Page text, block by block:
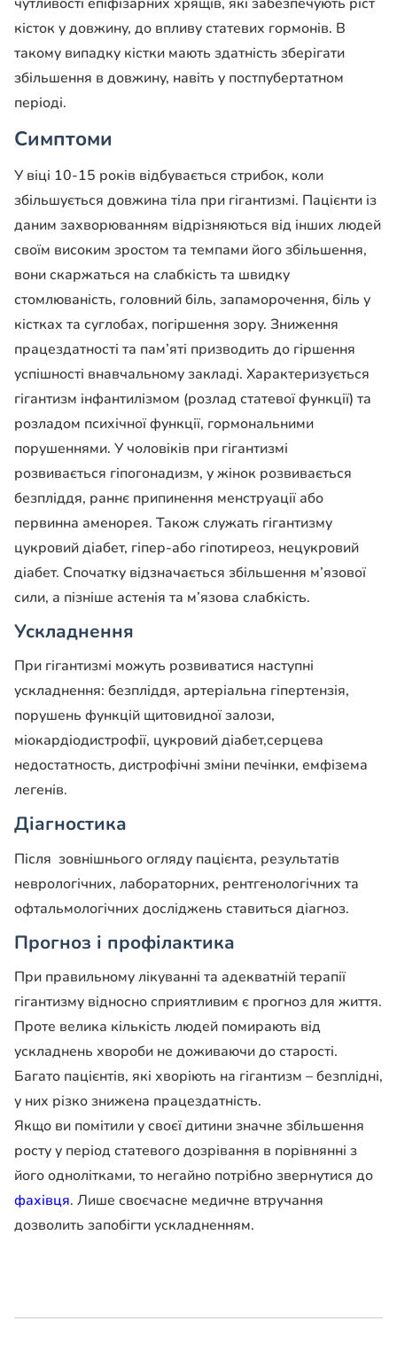
кісток у довжину, до впливу статевих гормонів. В
такому випадку кістки мають здатність зберігати
збільшення в довжину, навіть у постпубертатном
періоді.
Симптоми
У віці 10-15 років відбувається стрибок, коли
збільшується довжина тіла при гігантизмі. Пацієнти із
даним захворюванням відрізняються від інших людей
своїм високим зростом та темпами його збільшення,
вони скаржаться на слабкість та швидку
стомлюваність, головний біль, запаморочення, біль у
кістках та суглобах, погіршення зору. Зниження
працездатності та пам’яті призводить до гіршення
успішності внавчальному закладі. Характеризується
гігантизм інфантилізмом (розлад статевої функції) та
розладом психічної функції, гормональними
порушеннями. У чоловіків при гігантизмі
розвивається гіпогонадизм, у жінок розвивається
безпліддя, раннє припинення менструації або
первинна аменорея. Також служать гігантизму
цукровий діабет, гіпер-або гіпотиреоз, нецукровий
діабет. Спочатку відзначається збільшення м’язової
сили, а пізніше астенія та м’язова слабкість.
Ускладнення
При гігантизмі можуть розвиватися наступні
ускладнення: безпліддя, артеріальна гіпертензія,
порушень функцій щитовидної залози,
міокардіодистрофії, цукровий діабет,серцева
недостатность, дистрофічні зміни печінки, емфізема
легенів.
Діагностика
Після зовнішнього огляду пацієнта, результатів
неврологічних, лабораторних, рентгенологічних та
офтальмологічних досліджень ставиться діагноз.
Прогноз і профілактика
При правильному лікуванні та адекватній терапії
гігантизму відносно сприятливим є прогноз для життя.
Проте велика кількість людей помирають від
ускладнень хвороби не доживаючи до старості.
Багато пацієнтів, які хворіють на гігантизм – безплідні,
у них різко знижена працездатність.
Якщо ви помітили у своєї дитини значне збільшення
росту у період статевого дозрівання в порівнянні з
його однолітками, то негайно потрібно звернутися до
фахівця. Лише своєчасне медичне втручання
дозволить запобігти ускладненням.